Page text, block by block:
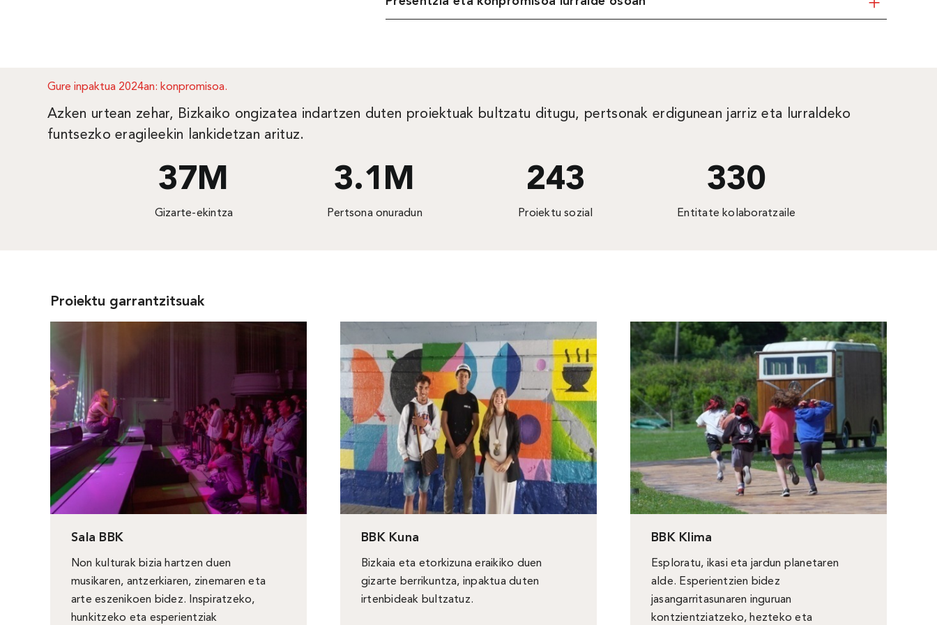
Gure inpaktua 2024an: konpromisoa.
Azken urtean zehar, Bizkaiko ongizatea indartzen duten proiektuak bultzatu ditugu, pertsonak erdigunean jarriz eta lurraldeko
funtsezko eragileekin lankidetzan arituz.
37M
Gizarte-ekintza
3.1M
Pertsona onuradun
243
Proiektu sozial
330
Entitate kolaboratzaile
Proiektu garrantzitsuak
Sala BBK
Non kulturak bizia hartzen duen
musikaren, antzerkiaren, zinemaren eta
arte eszenikoen bidez. Inspiratzeko,
hunkitzeko eta esperientziak
BBK Kuna
Bizkaia eta etorkizuna eraikiko duen
gizarte berrikuntza, inpaktua duten
irtenbideak bultzatuz.
BBK Klima
Esploratu, ikasi eta jardun planetaren
alde. Esperientzien bidez
jasangarritasunaren inguruan
kontzientziatzeko, hezteko eta